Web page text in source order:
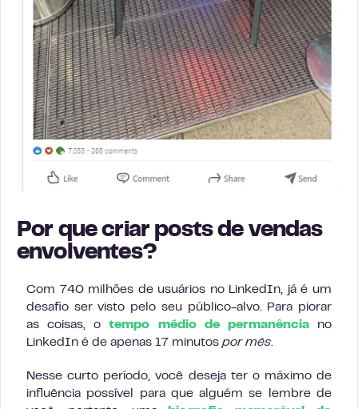
Por que criar posts de vendas
envolventes?
Com 740 milhões de usuários no LinkedIn, já é um
desafio ser visto pelo seu público-alvo. Para piorar
as coisas, otempo médio de permanênciano
LinkedIn é de apenas 17 minutos por mês.
Nesse curto período, você deseja ter o máximo de
influência possível para que alguém se lembre de